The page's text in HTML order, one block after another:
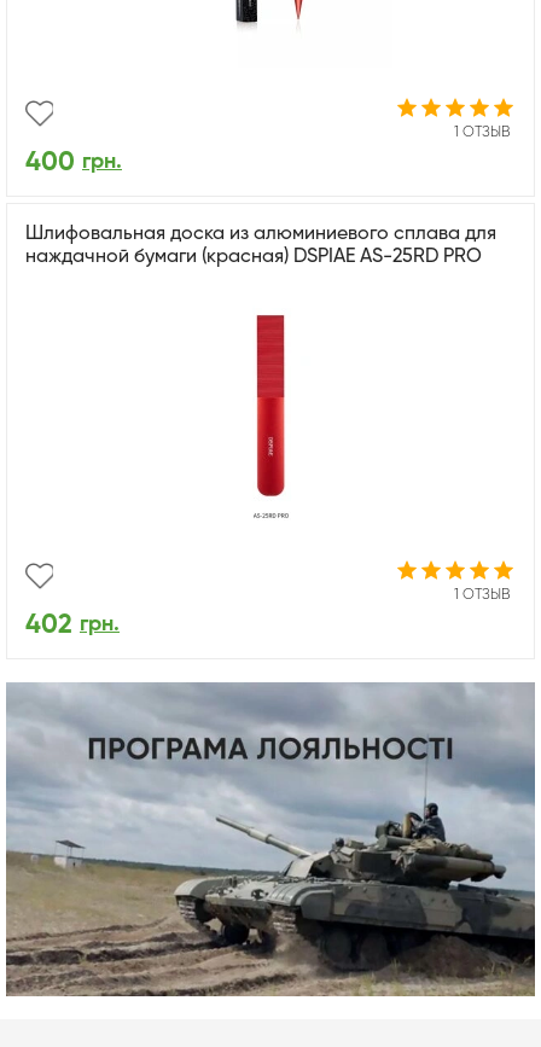
1 ОТЗЫВ
400 грн.
Шлифовальная доска из алюминиевого сплава для
наждачной бумаги (красная) DSPIAE AS-25RD PRO
1 ОТЗЫВ
402 грн.